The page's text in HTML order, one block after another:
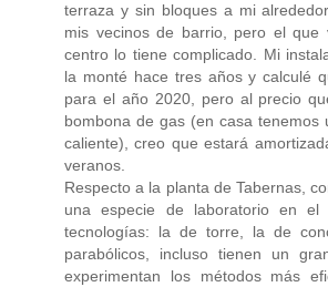
terraza y sin bloques a mi
mis vecinos de barrio, pero el
centro lo tiene complicado. Mi
la monté hace tres años y calculé
para el año 2020, pero al precio
bombona de gas (en casa tenemos
caliente), creo que estará
veranos.
Respecto a la planta de Tabernas,
una especie de laboratorio en el
tecnologías: la de torre, la de
parabólicos, incluso tienen un
experimentan los métodos más